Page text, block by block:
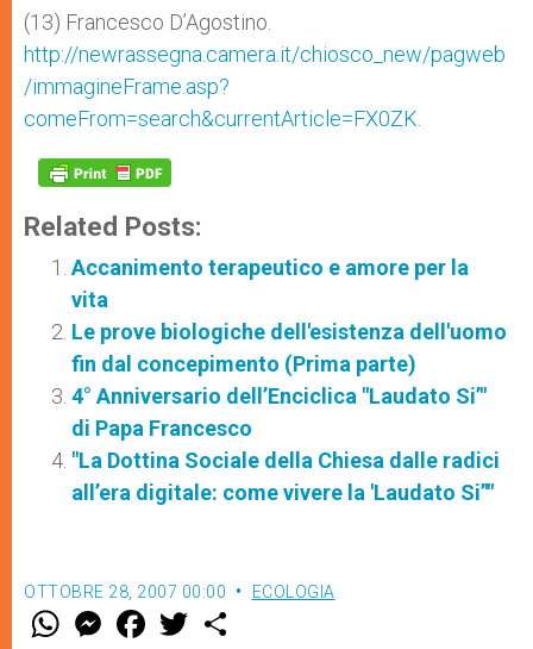
(13) Francesco D’Agostino.
http://newrassegna.camera.it/chiosco_new/pagweb
/immagineFrame.asp?
comeFrom=search&currentArticle=FX0ZK
Related Posts:
Accanimento terapeutico e amore per la
vita
Le prove biologiche dell'esistenza dell'uomo
fin dal concepimento (Prima parte)
4° Anniversario dell’Enciclica "Laudato Si’"
di Papa Francesco
"La Dottina Sociale della Chiesa dalle radici
all’era digitale: come vivere la 'Laudato Si’'"
OTTOBRE 28, 2007 00:00 ECOLOGIA
W M
e
F
a w